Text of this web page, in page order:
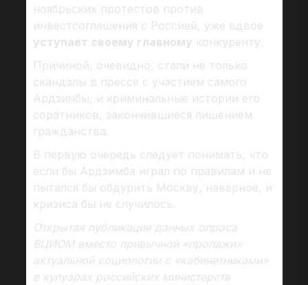
ноябрьских протестов против
инвестсоглашения с Россией, уже вдвое
уступает своему главному конкуренту.
Причиной, очевидно, стали не только
скандалы в прессе с участием самого
Ардзинбы, и криминальные истории его
соратников, закончившиеся лишением
гражданства.
В первую очередь следует понимать, что
если бы Ардзимба играл по правилам и не
пытался бы обдурить Москву, наверное, и
кризиса бы не случилось.
Открытая публикация данных опроса
ВЦИОМ вместо привычной «пропажи»
актуальной социологии с «кабинетниками»
в кулуарах российских министерств